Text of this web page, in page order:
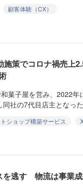
顧客体験（CX）
施策でコロナ禍売
菓子屋を営み、2022年
社の7代目店主となっ
ショップ構築サービス
を逃す 物流は事業